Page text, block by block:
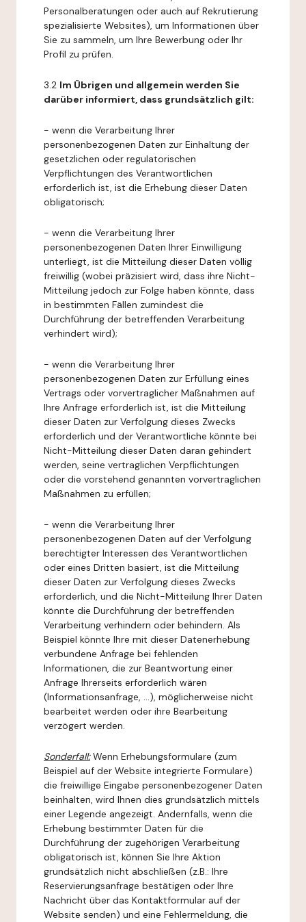
Personalberatungen oder auch auf Rekrutierung
spezialisierte Websites), um Informationen über
Sie zu sammeln, um Ihre Bewerbung oder Ihr
Profil zu prüfen.
3.2 Im Übrigen und allgemein werden Sie
darüber informiert, dass grundsätzlich gilt:
- wenn die Verarbeitung Ihrer
personenbezogenen Daten zur Einhaltung der
gesetzlichen oder regulatorischen
Verpflichtungen des Verantwortlichen
erforderlich ist, ist die Erhebung dieser Daten
obligatorisch;
- wenn die Verarbeitung Ihrer
personenbezogenen Daten Ihrer Einwilligung
unterliegt, ist die Mitteilung dieser Daten völlig
freiwillig (wobei präzisiert wird, dass ihre Nicht-
Mitteilung jedoch zur Folge haben könnte, dass
in bestimmten Fällen zumindest die
Durchführung der betreffenden Verarbeitung
verhindert wird);
- wenn die Verarbeitung Ihrer
personenbezogenen Daten zur Erfüllung eines
Vertrags oder vorvertraglicher Maßnahmen auf
Ihre Anfrage erforderlich ist, ist die Mitteilung
dieser Daten zur Verfolgung dieses Zwecks
erforderlich und der Verantwortliche könnte bei
Nicht-Mitteilung dieser Daten daran gehindert
werden, seine vertraglichen Verpflichtungen
oder die vorstehend genannten vorvertraglichen
Maßnahmen zu erfüllen;
- wenn die Verarbeitung Ihrer
personenbezogenen Daten auf der Verfolgung
berechtigter Interessen des Verantwortlichen
oder eines Dritten basiert, ist die Mitteilung
dieser Daten zur Verfolgung dieses Zwecks
erforderlich, und die Nicht-Mitteilung Ihrer Daten
könnte die Durchführung der betreffenden
Verarbeitung verhindern oder behindern. Als
Beispiel könnte Ihre mit dieser Datenerhebung
verbundene Anfrage bei fehlenden
Informationen, die zur Beantwortung einer
Anfrage Ihrerseits erforderlich wären
(Informationsanfrage, ...), möglicherweise nicht
bearbeitet werden oder ihre Bearbeitung
verzögert werden.
Sonderfall:Wenn Erhebungsformulare (zum
Beispiel auf der Website integrierte Formulare)
die freiwillige Eingabe personenbezogener Daten
beinhalten, wird Ihnen dies grundsätzlich mittels
einer Legende angezeigt. Andernfalls, wenn die
Erhebung bestimmter Daten für die
Durchführung der zugehörigen Verarbeitung
obligatorisch ist, können Sie Ihre Aktion
grundsätzlich nicht abschließen (z.B.: Ihre
Reservierungsanfrage bestätigen oder Ihre
Nachricht über das Kontaktformular auf der
Website senden) und eine Fehlermeldung, die